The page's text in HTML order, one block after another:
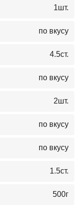
1шт.
по вкусу
4.5ст.
по вкусу
2шт.
по вкусу
по вкусу
1.5ст.
500г